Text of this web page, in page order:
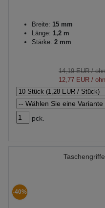
Breite: 15 mm
Länge: 1,2 m
Stärke: 2 mm
14,19 EUR/
12,77 EUR /
pck.
-40%